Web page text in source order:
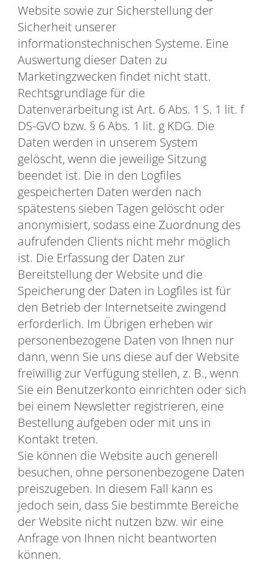
Website sowie zur Sicherstellung der
Sicherheit unserer
informationstechnischen Systeme. Eine
Auswertung dieser Daten zu
Marketingzwecken findet nicht statt.
Rechtsgrundlage für die
Datenverarbeitung ist Art. 6 Abs. 1 S. 1 lit. f
DS-GVO bzw. § 6 Abs. 1 lit. g KDG. Die
Daten werden in unserem System
gelöscht, wenn die jeweilige Sitzung
beendet ist. Die in den Logfiles
gespeicherten Daten werden nach
spätestens sieben Tagen gelöscht oder
anonymisiert, sodass eine Zuordnung des
aufrufenden Clients nicht mehr möglich
ist. Die Erfassung der Daten zur
Bereitstellung der Website und die
Speicherung der Daten in Logfiles ist für
den Betrieb der Internetseite zwingend
erforderlich. Im Übrigen erheben wir
personenbezogene Daten von Ihnen nur
dann, wenn Sie uns diese auf der Website
freiwillig zur Verfügung stellen, z. B., wenn
Sie ein Benutzerkonto einrichten oder sich
bei einem Newsletter registrieren, eine
Bestellung aufgeben oder mit uns in
Kontakt treten.
Sie können die Website auch generell
besuchen, ohne personenbezogene Daten
preiszugeben. In diesem Fall kann es
jedoch sein, dass Sie bestimmte Bereiche
der Website nicht nutzen bzw. wir eine
Anfrage von Ihnen nicht beantworten
können.